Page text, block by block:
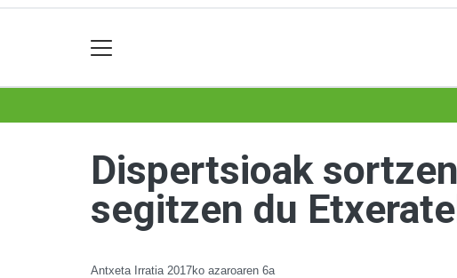
Dispertsioak
segitzen du
Antxeta Irratia 2017ko azaroaren 6a